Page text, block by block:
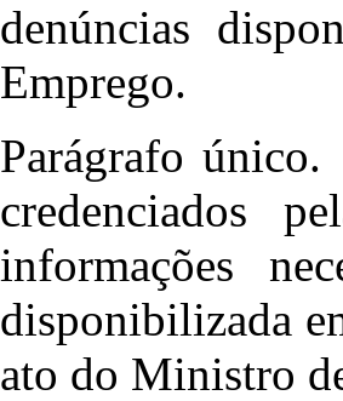
denúncias
Emprego.
Parágrafo único.
credenciados
informações
disponibilizada
ato do Ministro